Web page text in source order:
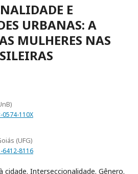
E
URBANAS: A
MULHERES NAS
110X
(UFG)
8116
cidade. Interseccionalidade. Gênero.